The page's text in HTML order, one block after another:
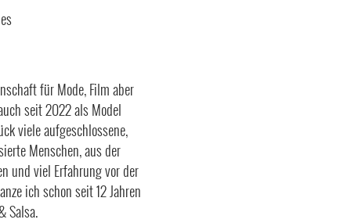
für Mode, Film aber
seit 2022 als Model
viele aufgeschlossene,
Menschen, aus der
und viel Erfahrung vor der
ich schon seit 12 Jahren
Salsa.